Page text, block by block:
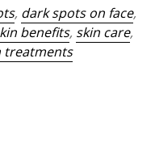
, dark spots on face,
benefits, skin care,
treatments